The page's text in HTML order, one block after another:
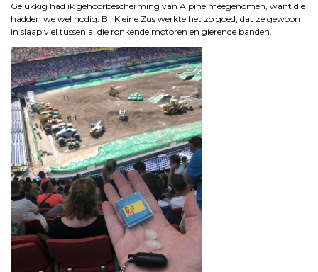
Gelukkig had ik gehoorbescherming van Alpine meegenomen, want die
hadden we wel nodig. Bij Kleine Zus werkte het zo goed, dat ze gewoon
in slaap viel tussen al die ronkende motoren en gierende banden.